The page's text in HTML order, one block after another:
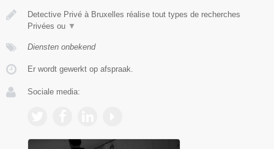
Detective Privé à Bruxelles réalise tout types de recherches
Privées ou ▼
Diensten onbekend
Er wordt gewerkt op afspraak.
Sociale media: